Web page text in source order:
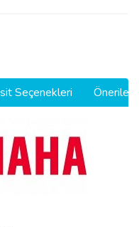
Seçenekleri